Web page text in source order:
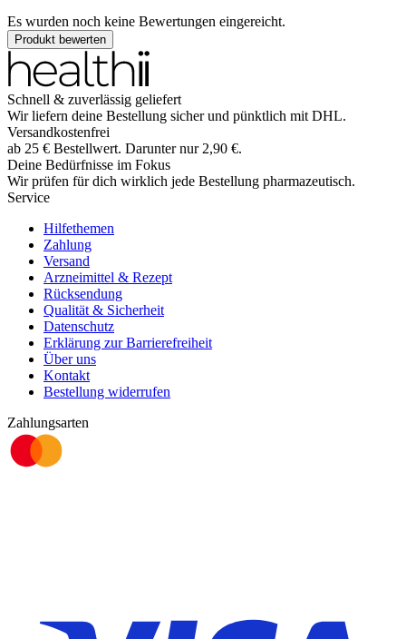
Es wurden noch keine Bewertungen eingereicht.
Produkt bewerten
Schnell & zuverlässig geliefert
Wir liefern deine Bestellung sicher und pünktlich mit DHL.
Versandkostenfrei
ab 25 € Bestellwert. Darunter nur 2,90 €.
Deine Bedürfnisse im Fokus
Wir prüfen für dich wirklich jede Bestellung pharmazeutisch.
Service
Hilfethemen
Zahlung
Versand
Arzneimittel & Rezept
Rücksendung
Qualität & Sicherheit
Datenschutz
Erklärung zur Barrierefreiheit
Über uns
Kontakt
Bestellung widerrufen
Zahlungsarten